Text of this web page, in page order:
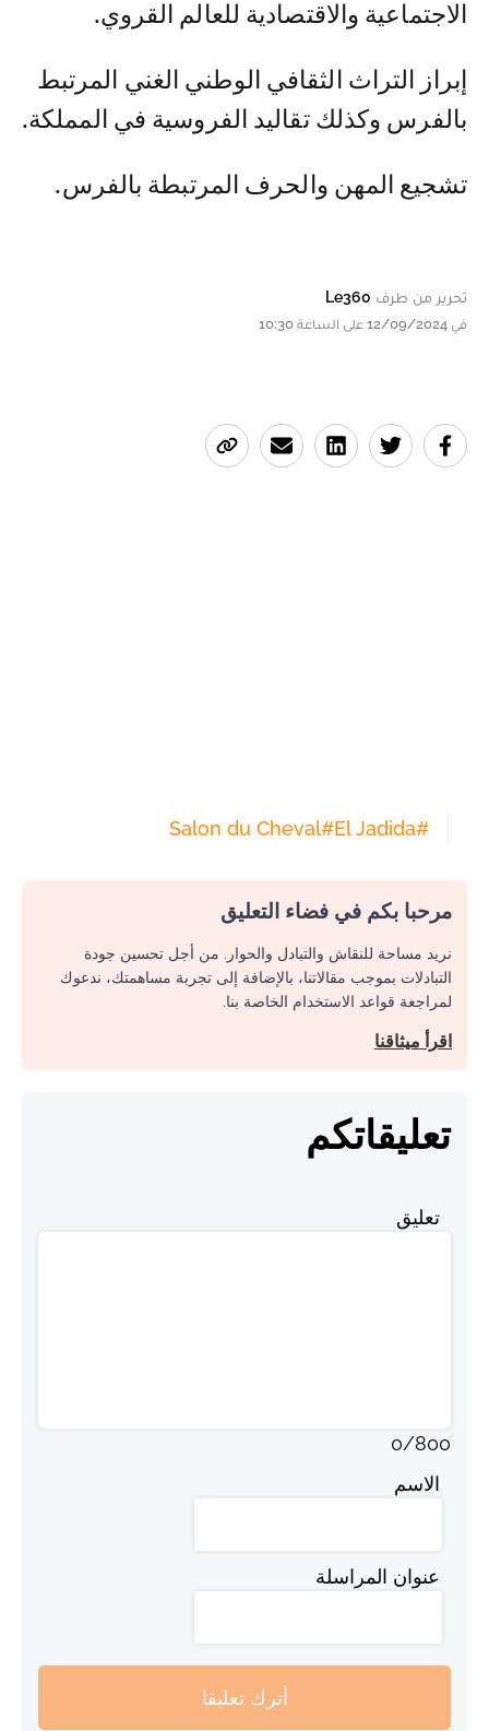
الاجتماعية والاقتصادية للعالم القروي.
إبراز التراث الثقافي الوطني الغني المرتبط
بالفرس وكذلك تقاليد الفروسية في المملكة.
تشجيع المهن والحرف المرتبطة بالفرس.
تحرير من طرف Le360
في 12/09/2024 على الساعة 10:30
#
El Jadida
#
Salon du Cheval
مرحبا بكم في فضاء التعليق
نريد مساحة للنقاش والتبادل والحوار. من أجل تحسين جودة
التبادلات بموجب مقالاتنا، بالإضافة إلى تجربة مساهمتك، ندعوك
لمراجعة قواعد الاستخدام الخاصة بنا.
اقرأ ميثاقنا
تعليقاتكم
تعليق
0/800
الاسم
عنوان المراسلة
أترك تعليقا